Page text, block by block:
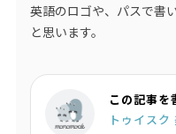
英語のロゴや、パスで書
と思います。
この記事を
トゥイスク